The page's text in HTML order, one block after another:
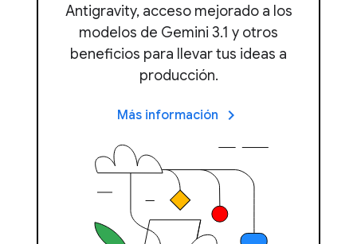
Antigravity, acceso mejorado a los
modelos de Gemini 3.1 y otros
beneficios para llevar tus ideas a
producción.
Más información keyboard_arrow_right